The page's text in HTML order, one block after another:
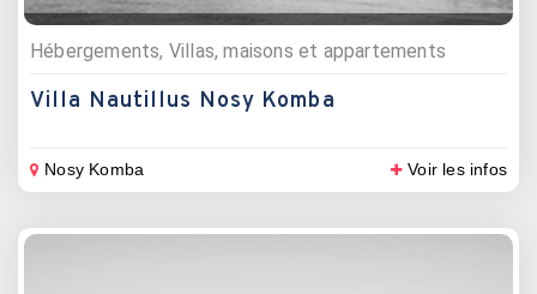
Hébergements, Villas, maisons et appartements
Villa Nautillus Nosy Komba
Nosy Komba Voir les infos